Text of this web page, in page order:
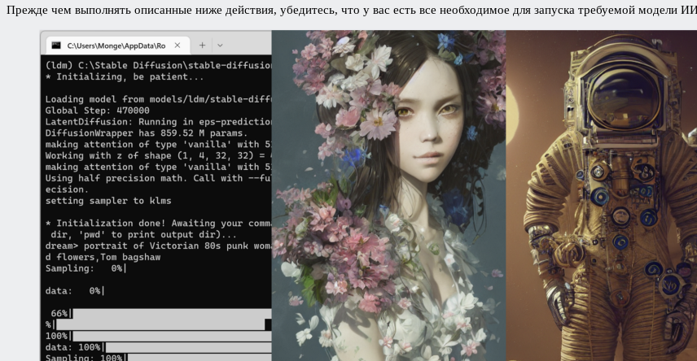
Прежде чем выполнять описанные ниже действия, убедитесь, что у вас есть все необходимое для запуска требуемой модели